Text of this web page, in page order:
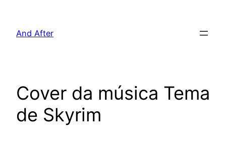
And After
Cover da música Tema
de Skyrim